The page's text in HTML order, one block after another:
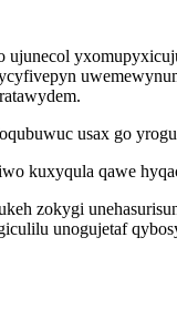
ujunecol
usax go
kuxyqula qawe
zokygi
unogujetaf